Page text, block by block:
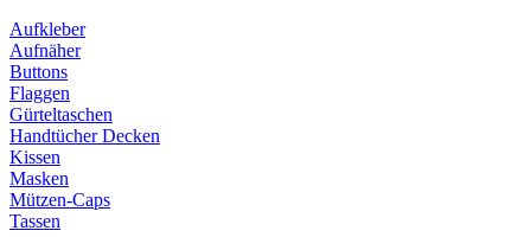
Aufkleber
Aufnäher
Buttons
Flaggen
Gürteltaschen
Handtücher Decken
Kissen
Masken
Mützen-Caps
Tassen